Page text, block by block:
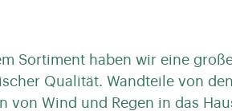
Sortiment haben wir eine
Qualität. Wandteile von
von Wind und Regen in das